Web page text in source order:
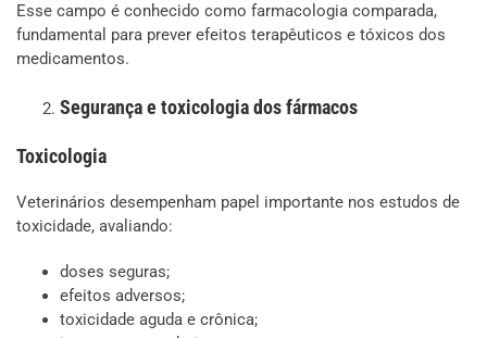
Esse campo é conhecido como farmacologia comparada,
fundamental para prever efeitos terapêuticos e tóxicos dos
medicamentos.
Segurança e toxicologia dos fármacos
Toxicologia
Veterinários desempenham papel importante nos estudos de
toxicidade, avaliando:
doses seguras;
efeitos adversos;
toxicidade aguda e crônica;